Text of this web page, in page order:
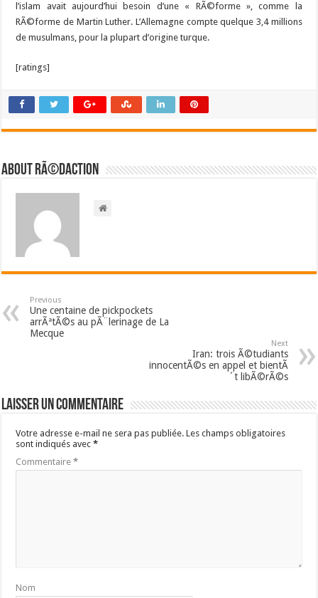
l’islam avait aujourd’hui besoin d’une « RÃ©forme », comme la
RÃ©forme de Martin Luther. L’Allemagne compte quelque 3,4 millions
de musulmans, pour la plupart d’origine turque.
[ratings]
About RÃ©daction
Previous
Une centaine de pickpockets
arrÃªtÃ©s au pÃ¨lerinage de La
Mecque
Next
Iran: trois Ã©tudiants
innocentÃ©s en appel et bientÃ
´t libÃ©rÃ©s
Laisser un commentaire
Votre adresse e-mail ne sera pas publiée. Les champs obligatoires
sont indiqués avec*
Commentaire*
Nom